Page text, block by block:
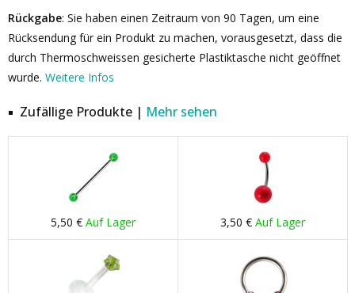
Rückgabe: Sie haben einen Zeitraum von 90 Tagen, um eine
Rücksendung für ein Produkt zu machen, vorausgesetzt, dass die
durch Thermoschweissen gesicherte Plastiktasche nicht geöffnet
wurde. Weitere Infos
Zufällige Produkte | Mehr sehen
5,50 € Auf Lager 3,50 € Auf Lager